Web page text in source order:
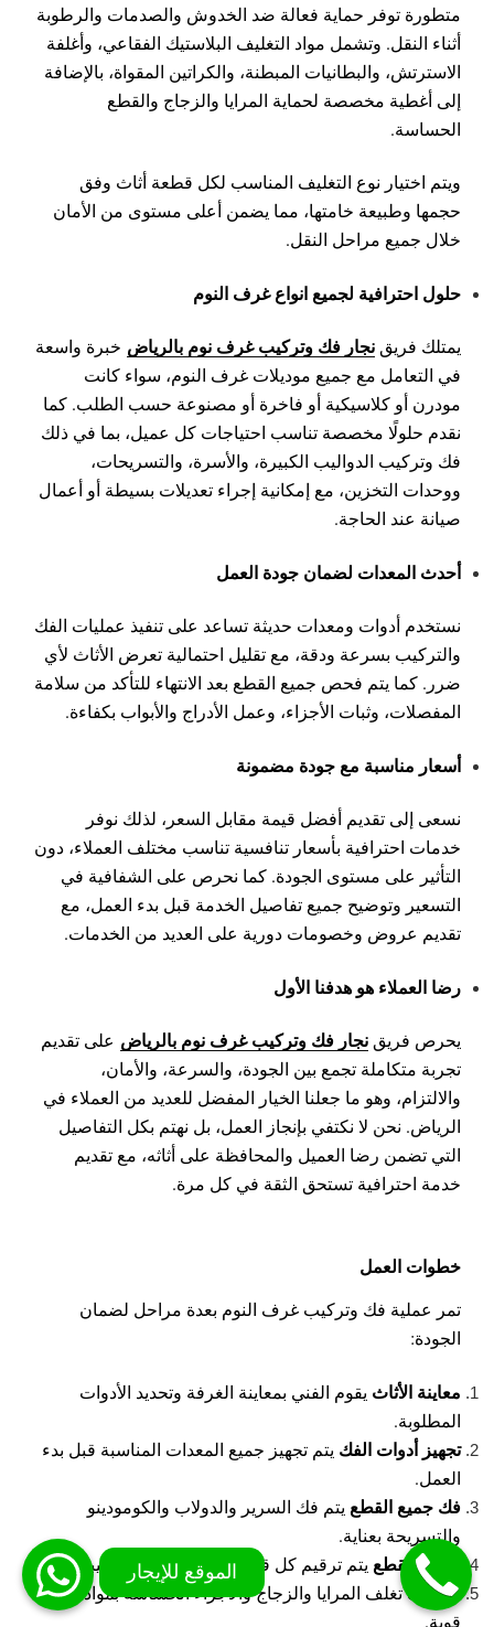
متطورة توفر حماية فعالة ضد الخدوش والصدمات والرطوبة
أثناء النقل. وتشمل مواد التغليف البلاستيك الفقاعي، وأغلفة
الاسترتش، والبطانيات المبطنة، والكراتين المقواة، بالإضافة
إلى أغطية مخصصة لحماية المرايا والزجاج والقطع
الحساسة.
ويتم اختيار نوع التغليف المناسب لكل قطعة أثاث وفق
حجمها وطبيعة خامتها، مما يضمن أعلى مستوى من الأمان
خلال جميع مراحل النقل.
حلول احترافية لجميع انواع غرف النوم
يمتلك فريق نجار فك وتركيب غرف نوم بالرياض خبرة واسعة
في التعامل مع جميع موديلات غرف النوم، سواء كانت
مودرن أو كلاسيكية أو فاخرة أو مصنوعة حسب الطلب. كما
نقدم حلولًا مخصصة تناسب احتياجات كل عميل، بما في ذلك
فك وتركيب الدواليب الكبيرة، والأسرة، والتسريحات،
ووحدات التخزين، مع إمكانية إجراء تعديلات بسيطة أو أعمال
صيانة عند الحاجة.
أحدث المعدات لضمان جودة العمل
نستخدم أدوات ومعدات حديثة تساعد على تنفيذ عمليات الفك
والتركيب بسرعة ودقة، مع تقليل احتمالية تعرض الأثاث لأي
ضرر. كما يتم فحص جميع القطع بعد الانتهاء للتأكد من سلامة
المفصلات، وثبات الأجزاء، وعمل الأدراج والأبواب بكفاءة.
أسعار مناسبة مع جودة مضمونة
نسعى إلى تقديم أفضل قيمة مقابل السعر، لذلك نوفر
خدمات احترافية بأسعار تنافسية تناسب مختلف العملاء، دون
التأثير على مستوى الجودة. كما نحرص على الشفافية في
التسعير وتوضيح جميع تفاصيل الخدمة قبل بدء العمل، مع
تقديم عروض وخصومات دورية على العديد من الخدمات.
رضا العملاء هو هدفنا الأول
يحرص فريق نجار فك وتركيب غرف نوم بالرياض على تقديم
تجربة متكاملة تجمع بين الجودة، والسرعة، والأمان،
والالتزام، وهو ما جعلنا الخيار المفضل للعديد من العملاء في
الرياض. نحن لا نكتفي بإنجاز العمل، بل نهتم بكل التفاصيل
التي تضمن رضا العميل والمحافظة على أثاثه، مع تقديم
خدمة احترافية تستحق الثقة في كل مرة.
خطوات العمل
تمر عملية فك وتركيب غرف النوم بعدة مراحل لضمان
الجودة:
معاينة الأثاث يقوم الفني بمعاينة الغرفة وتحديد الأدوات
المطلوبة.
تجهيز أدوات الفك يتم تجهيز جميع المعدات المناسبة قبل بدء
العمل.
فك جميع القطع يتم فك السرير والدولاب والكومودينو
والتسريحة بعناية.
ترقيم القطع يتم ترقيم كل قطعة لتسهيل إعادة تركيبها.
التغليفتغلف المرايا والزجاج والأجزاء الحساسة بمواد حماية
قوية.